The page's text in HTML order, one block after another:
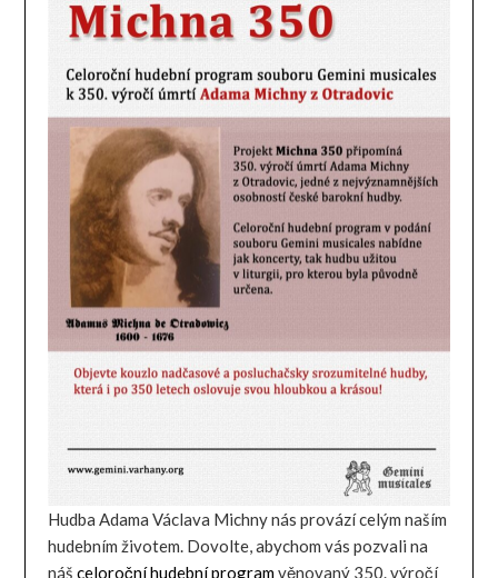
Hudba Adama Václava Michny nás provází celým naším
hudebním životem. Dovolte, abychom vás pozvali na
nášceloroční hudební programvěnovaný 350. výročí